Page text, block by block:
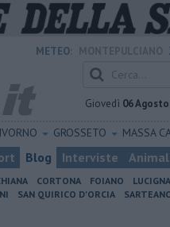
METEO:
Giovedì 06
GROSSETO MASSA
Blog Interviste
CORTONA FOIANO
SAN QUIRICO D'ORCIA